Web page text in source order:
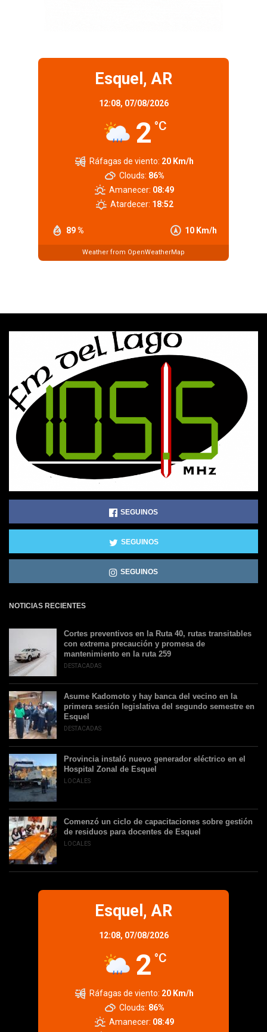
Esquel, AR
12:08, 07/08/2026
2 °C
89 % 10 Km/h
Ráfagas de viento: 20 Km/h
Clouds: 86%
Amanecer: 08:49
Atardecer: 18:52
Weather from OpenWeatherMap
SEGUINOS
SEGUINOS
SEGUINOS
NOTICIAS RECIENTES
Cortes preventivos en la Ruta 40, rutas transitables
con extrema precaución y promesa de
mantenimiento en la ruta 259
DESTACADAS
Asume Kadomoto y hay banca del vecino en la
primera sesión legislativa del segundo semestre en
Esquel
DESTACADAS
Provincia instaló nuevo generador eléctrico en el
Hospital Zonal de Esquel
LOCALES
Comenzó un ciclo de capacitaciones sobre gestión
de residuos para docentes de Esquel
LOCALES
Esquel, AR
12:08, 07/08/2026
2 °C
Ráfagas de viento: 20 Km/h
Clouds: 86%
Amanecer: 08:49